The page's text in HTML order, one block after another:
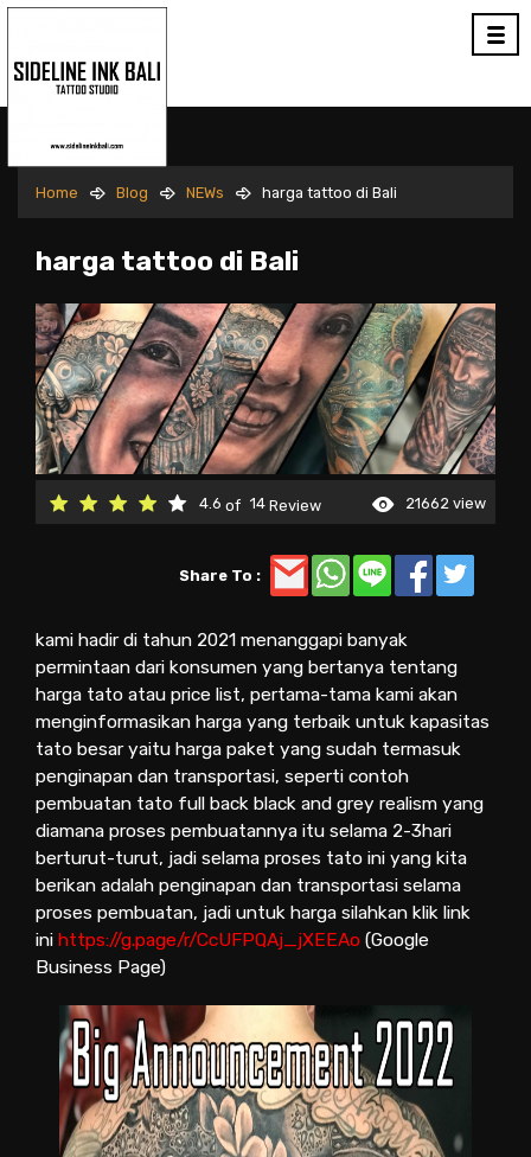
Home Blog NEWs harga tattoo di Bali
harga tattoo di Bali
4.6 of 14 Review 21662 view
Share To :
kami hadir di tahun 2021 menanggapi banyak
permintaan dari konsumen yang bertanya tentang
harga tato atau price list, pertama-tama kami akan
menginformasikan harga yang terbaik untuk kapasitas
tato besar yaitu harga paket yang sudah termasuk
penginapan dan transportasi, seperti contoh
pembuatan tato full back black and grey realism yang
diamana proses pembuatannya itu selama 2-3hari
berturut-turut, jadi selama proses tato ini yang kita
berikan adalah penginapan dan transportasi selama
proses pembuatan, jadi untuk harga silahkan klik link
ini https://g.page/r/CcUFPQAj_jXEEAo (Google
Business Page)